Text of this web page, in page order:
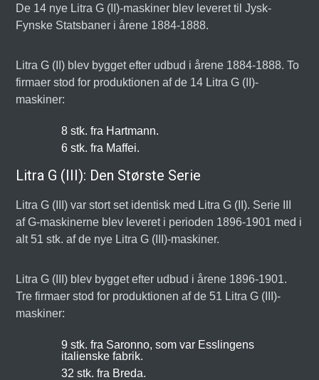
De 14 nye Litra G (II)-maskiner blev leveret til Jysk-
Fynske Statsbaner i årene 1884-1888.
Litra G (II) blev bygget efter udbud i årene 1884-1888. To
firmaer stod for produktionen af de 14 Litra G (II)-
maskiner:
8 stk. fra Hartmann.
6 stk. fra Maffei.
Litra G (III): Den Største Serie
Litra G (III) var stort set identisk med Litra G (II). Serie III
af G-maskinerne blev leveret i perioden 1896-1901 med i
alt 51 stk. af de nye Litra G (III)-maskiner.
Litra G (III) blev bygget efter udbud i årene 1896-1901.
Tre firmaer stod for produktionen af de 51 Litra G (III)-
maskiner:
9 stk. fra Saronno, som var Esslingens
italienske fabrik.
32 stk. fra Breda.